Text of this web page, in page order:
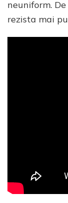
neuniform.
rezista mai